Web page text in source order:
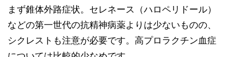
まず錐体外路症状。セレネース（ハロペリドール）
などの第一世代の抗精神病薬よりは少ないものの、
シクレストも注意が必要です。高プロラクチン血症